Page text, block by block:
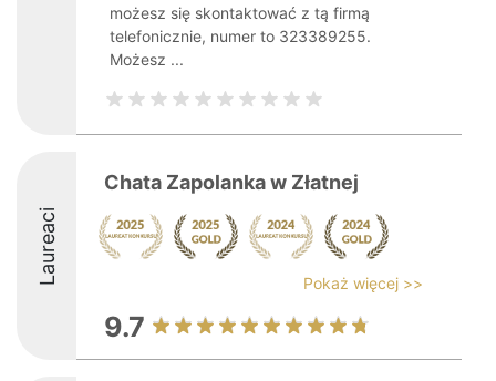
możesz się skontaktować z tą firmą
telefonicznie, numer to 323389255.
Możesz ...
Laureaci
Chata Zapolanka w Złatnej
Pokaż więcej >>
9.7